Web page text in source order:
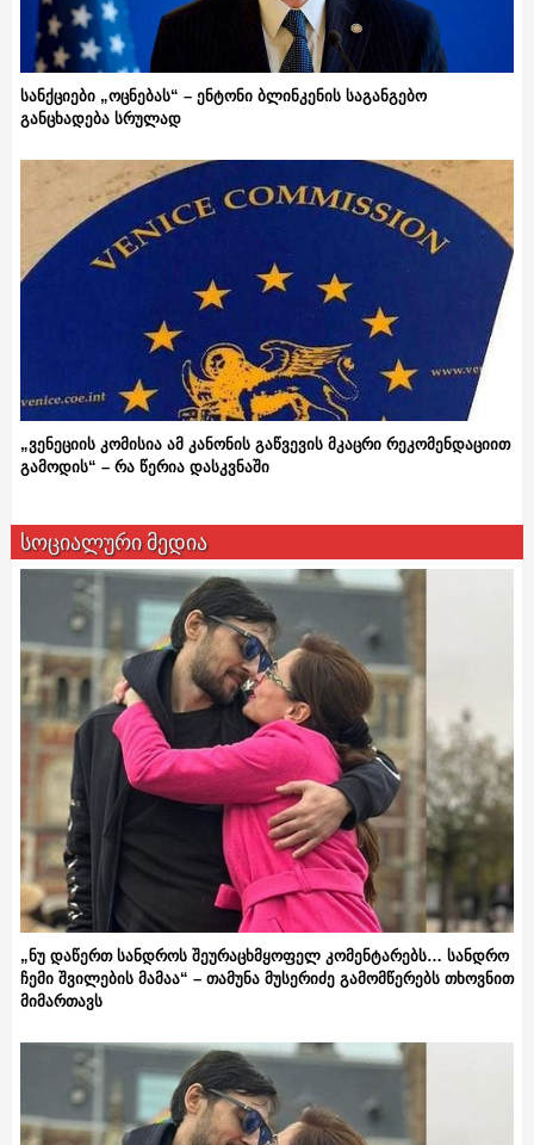
სანქციები „ოცნებას“ – ენტონი ბლინკენის საგანგებო
განცხადება სრულად
„ვენეციის კომისია ამ კანონის გაწვევის მკაცრი რეკომენდაციით
გამოდის“ – რა წერია დასკვნაში
სოციალური მედია
„ნუ დაწერთ სანდროს შეურაცხმყოფელ კომენტარებს… სანდრო
ჩემი შვილების მამაა“ – თამუნა მუსერიძე გამომწერებს თხოვნით
მიმართავს